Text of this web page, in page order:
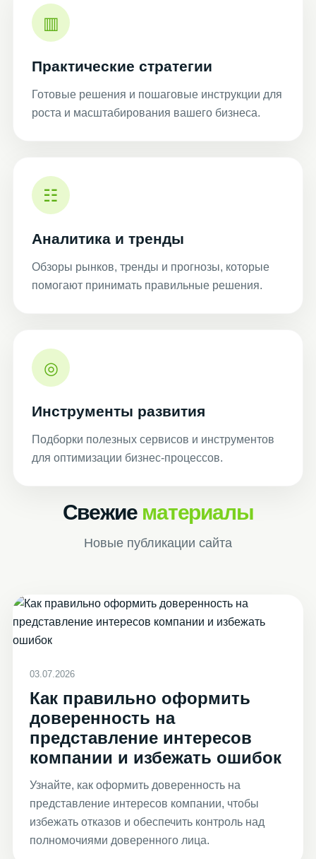
▥
Практические стратегии
Готовые решения и пошаговые инструкции для
роста и масштабирования вашего бизнеса.
☷
Аналитика и тренды
Обзоры рынков, тренды и прогнозы, которые
помогают принимать правильные решения.
◎
Инструменты развития
Подборки полезных сервисов и инструментов
для оптимизации бизнес-процессов.
Свежие материалы
Новые публикации сайта
03.07.2026
Как правильно оформить
доверенность на
представление интересов
компании и избежать ошибок
Узнайте, как оформить доверенность на
представление интересов компании, чтобы
избежать отказов и обеспечить контроль над
полномочиями доверенного лица.